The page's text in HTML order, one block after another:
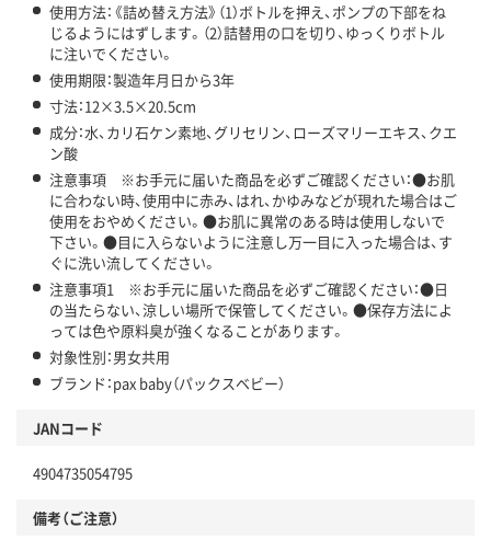
使用方法：《詰め替え方法》（1）ボトルを押え、ポンプの下部をね
じるようにはずします。（2）詰替用の口を切り、ゆっくりボトル
に注いでください。
使用期限：製造年月日から3年
寸法：12×3.5×20.5cm
成分：水、カリ石ケン素地、グリセリン、ローズマリーエキス、クエ
ン酸
注意事項 ※お手元に届いた商品を必ずご確認ください：●お肌
に合わない時、使用中に赤み、はれ、かゆみなどが現れた場合はご
使用をおやめください。●お肌に異常のある時は使用しないで
下さい。●目に入らないように注意し万一目に入った場合は、す
ぐに洗い流してください。
注意事項1 ※お手元に届いた商品を必ずご確認ください：●日
の当たらない、涼しい場所で保管してください。●保存方法によ
っては色や原料臭が強くなることがあります。
対象性別：男女共用
ブランド：pax baby（パックスベビー）
JANコード
4904735054795
備考（ご注意）